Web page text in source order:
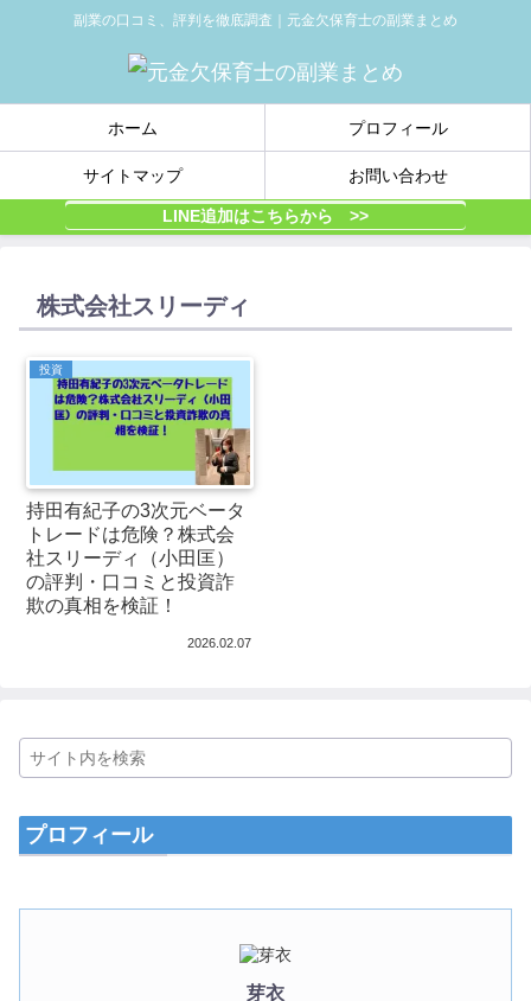
副業の口コミ、評判を徹底調査｜元金欠保育士の副業まとめ
ホーム プロフィール
サイトマップ お問い合わせ
LINE追加はこちらから >>
株式会社スリーディ
投資
持田有紀子の3次元ベータ
トレードは危険？株式会
社スリーディ（小田匡）
の評判・口コミと投資詐
欺の真相を検証！
2026.02.07
プロフィール
芽衣